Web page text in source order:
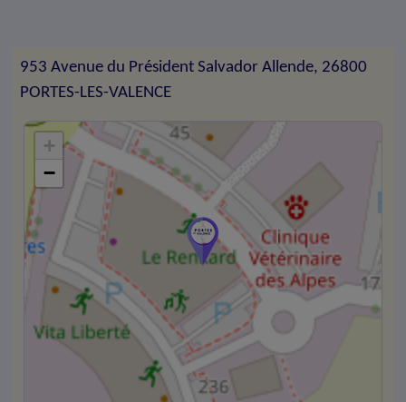
953 Avenue du Président Salvador Allende, 26800
PORTES-LES-VALENCE
+
−